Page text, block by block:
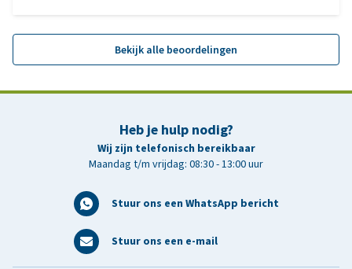
Bekijk alle beoordelingen
Heb je hulp nodig?
Wij zijn telefonisch bereikbaar
Maandag t/m vrijdag: 08:30 - 13:00 uur
Stuur ons een WhatsApp bericht
Stuur ons een e-mail